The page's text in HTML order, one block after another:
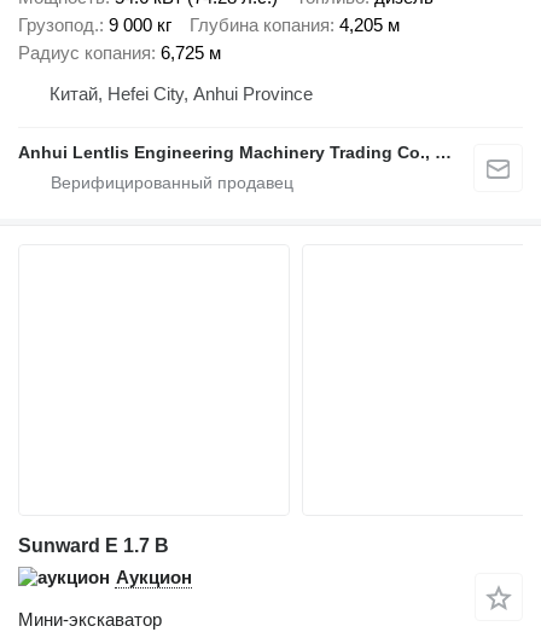
Грузопод. 9 000 кг Глубина копания 4,205 м
Радиус копания 6,725 м
Китай, Hefei City, Anhui Province
Anhui Lentlis Engineering Machinery Trading Co., Ltd.
Sunward E 1.7 B
Аукцион
Мини-экскаватор